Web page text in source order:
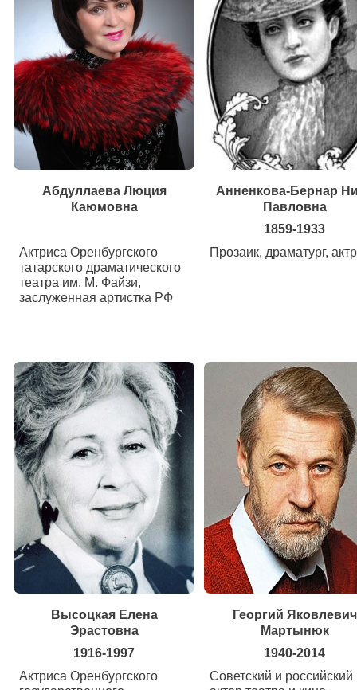
Абдуллаева Люция
Каюмовна
Актриса Оренбургского
татарского драматического
театра им. М. Файзи,
заслуженная артистка РФ
Анненкова-Бернар
Павловна
1859-1933
Прозаик, драматург,
Высоцкая Елена
Эрастовна
1916-1997
Актриса Оренбургского
Георгий Яковлевич
Мартынюк
1940-2014
Советский и российский